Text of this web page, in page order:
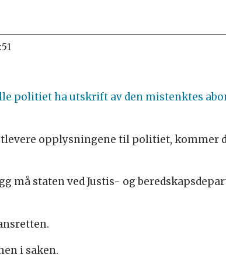
politiet ha utskrift av den mistenktes
opplysningene til politiet, kommer
må staten ved Justis- og
i saken.